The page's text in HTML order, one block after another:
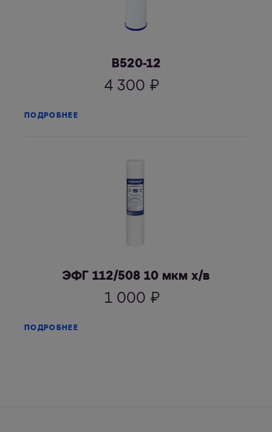
В520-12
4 300 ₽
ПОДРОБНЕЕ
ЭФГ 112/508 10 мкм х/в
1 000 ₽
ПОДРОБНЕЕ